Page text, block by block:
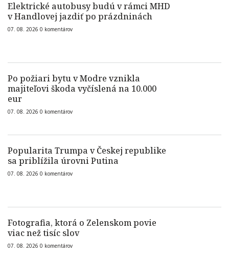
Elektrické autobusy budú v rámci MHD
v Handlovej jazdiť po prázdninách
07. 08. 2026 0 komentárov
Po požiari bytu v Modre vznikla
majiteľovi škoda vyčíslená na 10.000
eur
07. 08. 2026 0 komentárov
Popularita Trumpa v Českej republike
sa priblížila úrovni Putina
07. 08. 2026 0 komentárov
Fotografia, ktorá o Zelenskom povie
viac než tisíc slov
07. 08. 2026 0 komentárov